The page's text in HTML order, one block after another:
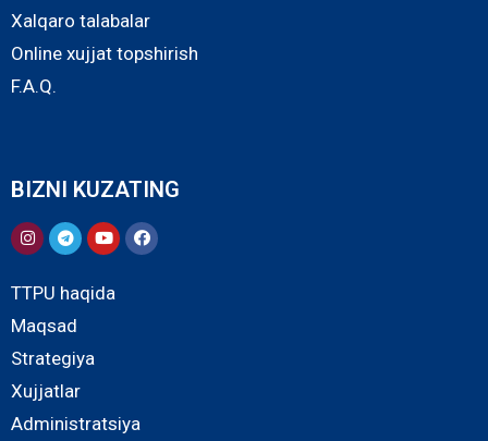
Xalqaro talabalar
Online xujjat topshirish
F.A.Q.
BIZNI KUZATING
TTPU haqida
Maqsad
Strategiya
Xujjatlar
Administratsiya